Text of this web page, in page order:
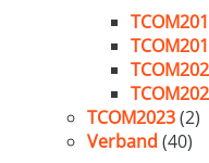
TCOM2023(2)
Verband (40)